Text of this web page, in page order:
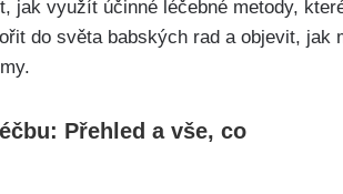
jak‌ využít účinné léčebné metody,‍
do světa babských rad⁤ a objevit, jak
Přehled a​ vše, co